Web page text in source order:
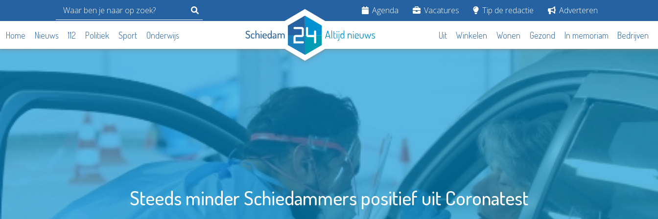
Agenda Vacatures Tip de redactie Adverteren
Home Nieuws 112 Politiek Sport Onderwijs Uit Winkelen Wonen Gezond In memoriam Bedrijven
Steeds minder Schiedammers positief uit Coronatest